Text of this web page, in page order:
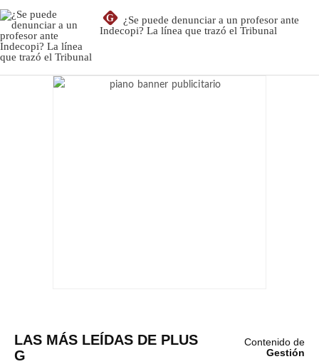
G
¿Se puede denunciar a un profesor ante
Indecopi? La línea que trazó el Tribunal
LAS MÁS LEÍDAS DE PLUS
G
Contenido de
Gestión